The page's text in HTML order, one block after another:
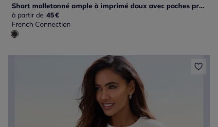
Short molletonné ample à imprimé doux avec poches pratiques
à partir de 45€
French Connection